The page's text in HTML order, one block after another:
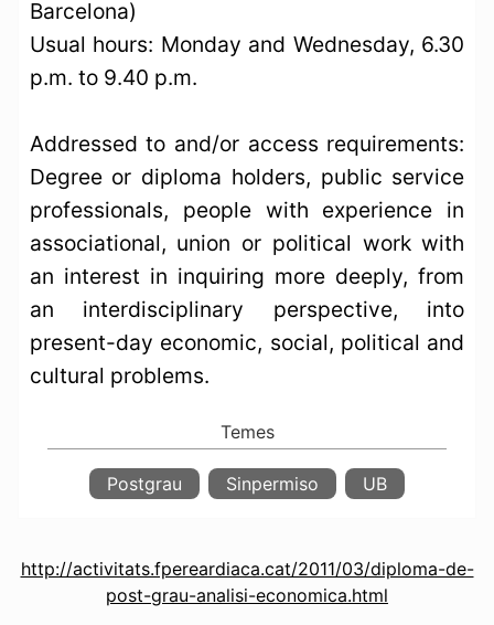
Barcelona)
Usual hours: Monday and Wednesday, 6.30
p.m. to 9.40 p.m.
Addressed to and/or access requirements:
Degree or diploma holders, public service
professionals, people with experience in
associational, union or political work with
an interest in inquiring more deeply, from
an interdisciplinary perspective, into
present-day economic, social, political and
cultural problems.
Postgrau Sinpermiso UB
http://activitats.fpereardiaca.cat/2011/03/diploma-de-
post-grau-analisi-economica.html